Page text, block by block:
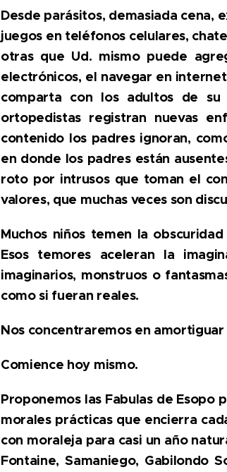
Desde parásitos, demasiada cena,
juegos en teléfonos celulares,
otras que Ud. mismo puede
electrónicos, el navegar en
comparta con los adultos de su
ortopedistas registran nuevas
contenido los padres ignoran,
en donde los padres están
roto por intrusos que toman el
valores, que muchas veces son
Muchos niños temen la
Esos temores aceleran la
imaginarios, monstruos o
como si fueran reales.
Nos concentraremos en
Comience hoy mismo.
Proponemos las Fabulas de Esopo
morales prácticas que encierra
con moraleja para casi un año
Fontaine, Samaniego, Gabilondo